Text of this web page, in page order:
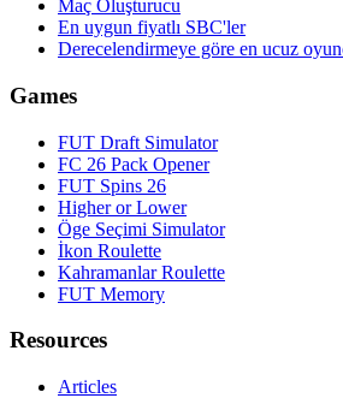
Maç Oluşturucu
En uygun fiyatlı SBC'ler
Derecelendirmeye göre en ucuz
Games
FUT Draft Simulator
FC 26 Pack Opener
FUT Spins 26
Higher or Lower
Öge Seçimi Simulator
İkon Roulette
Kahramanlar Roulette
FUT Memory
Resources
Articles